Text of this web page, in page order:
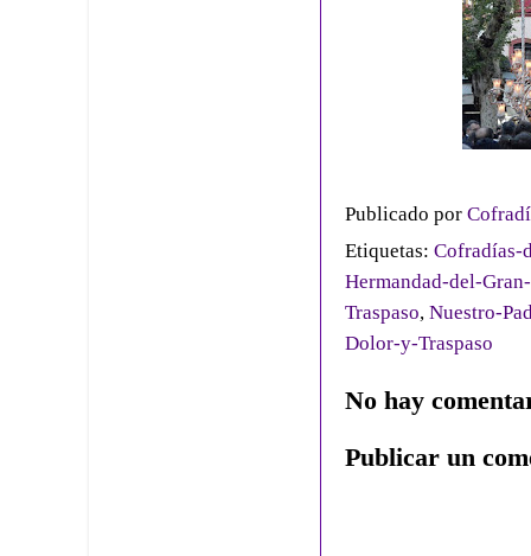
Publicado por
Etiquetas: Cofradías-
Hermandad-del-
Traspaso, Nuestro-
Dolor-y-Traspaso
No hay
Publicar un